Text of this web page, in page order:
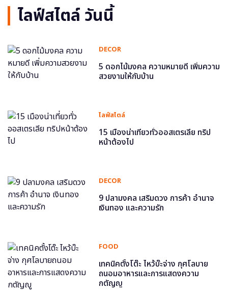
ไลฟ์สไตล์ วันนี้
DECOR
5 ดอกไม้มงคล ความหมายดี เพิ่มความ
สวยงามให้กับบ้าน
ไลฟ์สไตล์
15 เมืองน่าเที่ยวทั่วออสเตรเลีย ทริป
หน้าต้องไป
DECOR
9 ปลามงคล เสริมดวง การค้า อำนาจ
เงินทอง และความรัก
FOOD
เทคนิคตั้งโต๊ะ ไหว้บ๊ะจ่าง กุศโลบาย
ถนอมอาหารและการแสดงความ
กตัญญู